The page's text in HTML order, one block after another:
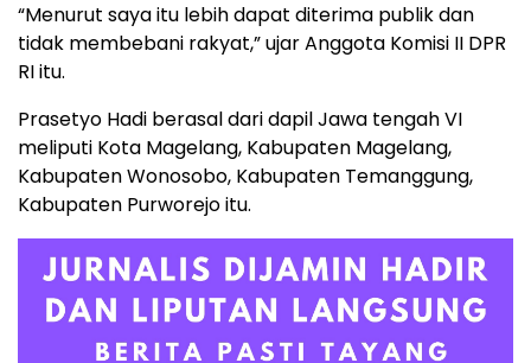
“Menurut saya itu lebih dapat diterima publik dan
tidak membebani rakyat,” ujar Anggota Komisi II DPR
RI itu.
Prasetyo Hadi berasal dari dapil Jawa tengah VI
meliputi Kota Magelang, Kabupaten Magelang,
Kabupaten Wonosobo, Kabupaten Temanggung,
Kabupaten Purworejo itu.